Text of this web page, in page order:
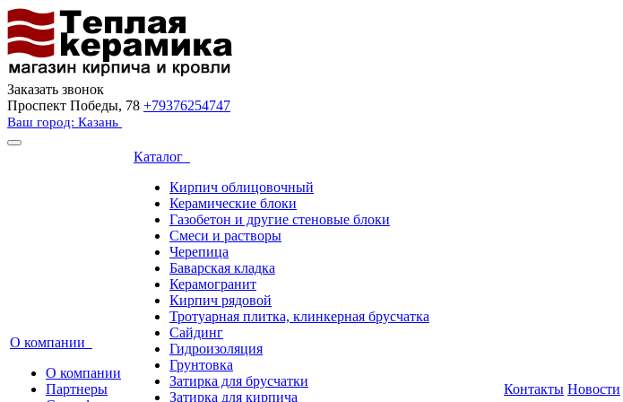
Заказать звонок
Проспект Победы, 78 +79376254747
Ваш город: Казань
О компании
О компании
Партнеры
Каталог
Кирпич облицовочный
Керамические блоки
Газобетон и другие стеновые блоки
Смеси и растворы
Черепица
Баварская кладка
Керамогранит
Кирпич рядовой
Тротуарная плитка, клинкерная брусчатка
Сайдинг
Гидроизоляция
Грунтовка
Затирка для брусчатки
Затирка для кирпича
Контакты Новости